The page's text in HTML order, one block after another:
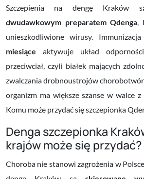
Szczepienia na dengę Kraków
dwudawkowym preparatem Qdenga,
unieszkodliwione wirusy.
miesiące aktywuje układ
przeciwciał, czyli białek mających
zwalczania drobnoustrojów
organizm ma większe szanse w walce
Komu może przydać się szczepionka
Denga szczepionka
krajów może się przydać?
Choroba nie stanowi zagrożenia w